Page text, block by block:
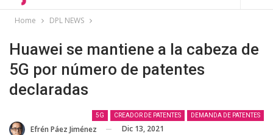
Home DPL NEWS
Huawei se mantiene a la cabeza de
5G por número de patentes
declaradas
5G CREADOR DE PATENTES DEMANDA DE PATENTES
Efrén Páez Jiménez Dic 13, 2021